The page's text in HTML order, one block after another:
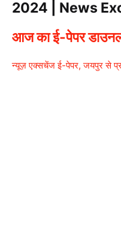
2024 | News
आज का ई-पेपर
न्यूज़ एक्सचेंज ई-पेपर, जयपुर से